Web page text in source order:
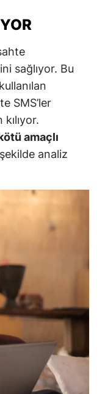
sağlıyor. Bu
SMS’ler
amaçlı
analiz